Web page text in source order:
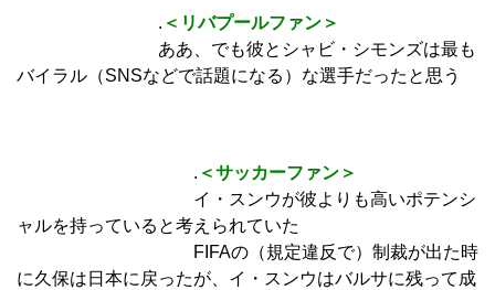
. ＜リバプールファン＞
ああ、でも彼とシャビ・シモンズは最も
バイラル（SNSなどで話題になる）な選手だったと思う
. ＜サッカーファン＞
イ・スンウが彼よりも高いポテンシ
ャルを持っていると考えられていた
FIFAの（規定違反で）制裁が出た時
に久保は日本に戻ったが、イ・スンウはバルサに残って成